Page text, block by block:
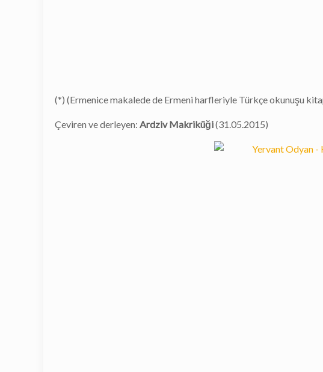
(*) (Ermenice makalede de Ermeni harfleriyle Türkçe okunuşu
Çeviren ve derleyen:Ardziv Makriküği(31.05.2015)